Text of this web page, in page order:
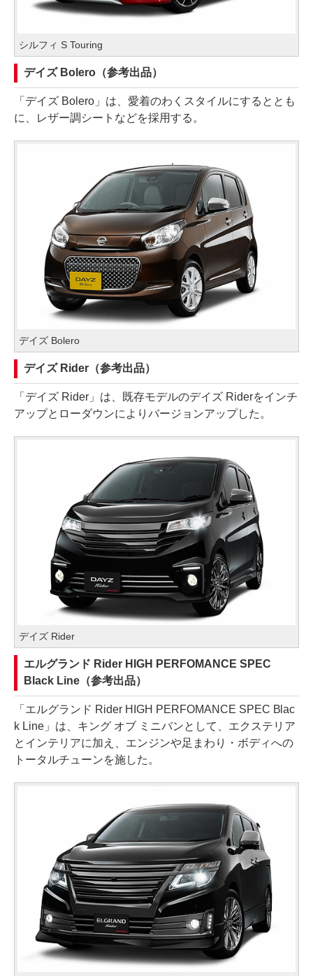
シルフィ S Touring
デイズ Bolero（参考出品）
「デイズ Bolero」は、愛着のわくスタイルにするととも
に、レザー調シートなどを採用する。
デイズ Bolero
デイズ Rider（参考出品）
「デイズ Rider」は、既存モデルのデイズ Riderをインチ
アップとローダウンによりバージョンアップした。
デイズ Rider
エルグランド Rider HIGH PERFOMANCE SPEC
Black Line（参考出品）
「エルグランド Rider HIGH PERFOMANCE SPEC Blac
k Line」は、キング オブ ミニバンとして、エクステリア
とインテリアに加え、エンジンや足まわり・ボディへの
トータルチューンを施した。